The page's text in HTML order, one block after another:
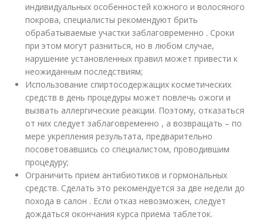
индивидуальных особенностей кожного и волосяного
покрова, специалисты рекомендуют брить
обрабатываемые участки заблаговременно . Сроки
при этом могут разниться, но в любом случае,
нарушение установленных правил может привести к
неожиданным последствиям;
Использование спиртосодержащих косметических
средств в день процедуры может повлечь ожоги и
вызвать аллергические реакции. Поэтому, отказаться
от них следует заблаговременно , а возвращать – по
мере укрепления результата, предварительно
посоветовавшись со специалистом, проводившим
процедуру;
Ограничить прием антибиотиков и гормональных
средств. Сделать это рекомендуется за две недели до
похода в салон . Если отказ невозможен, следует
дождаться окончания курса приема таблеток.